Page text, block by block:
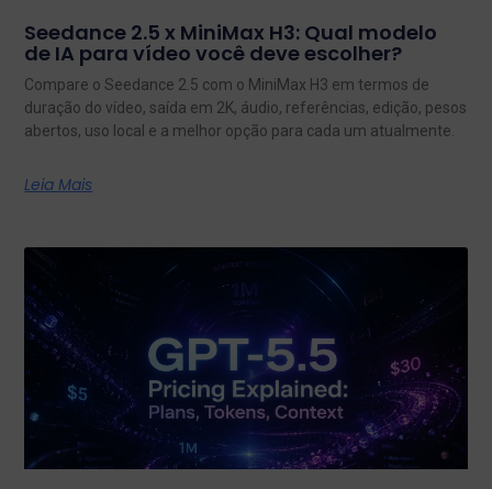
Seedance 2.5 x MiniMax H3: Qual modelo
de IA para vídeo você deve escolher?
Compare o Seedance 2.5 com o MiniMax H3 em termos de
duração do vídeo, saída em 2K, áudio, referências, edição, pesos
abertos, uso local e a melhor opção para cada um atualmente.
Leia Mais